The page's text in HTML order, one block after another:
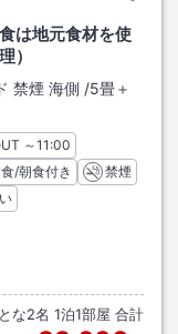
は地元食材を使
）
禁煙 海側 /5畳＋
チェックアウト
～11:00
/朝食付き
禁煙
な2名 1泊1部屋 合計